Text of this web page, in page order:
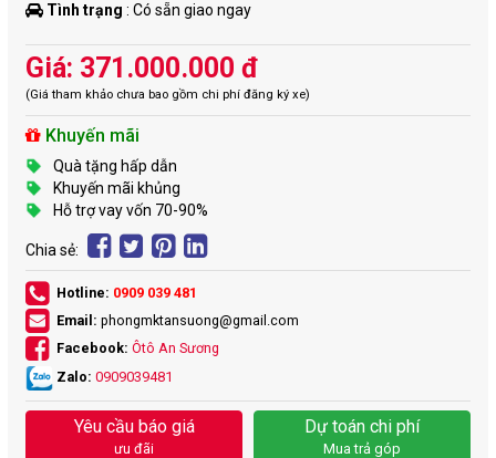
Tình trạng : Có sẵn giao ngay
Giá: 371.000.000 đ
(Giá tham khảo chưa bao gồm chi phí đăng ký xe)
Khuyến mãi
Quà tặng hấp dẫn
Khuyến mãi khủng
Hỗ trợ vay vốn 70-90%
Chia sẻ:
Hotline: 0909 039 481
Email: phongmktansuong@gmail.com
Facebook: Ôtô An Sương
Zalo: 0909039481
Yêu cầu báo giá
ưu đãi
Dự toán chi phí
Mua trả góp